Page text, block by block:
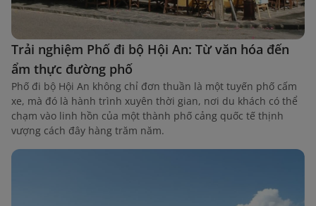
Trải nghiệm Phố đi bộ Hội An: Từ văn hóa đến
ẩm thực đường phố
Phố đi bộ Hội An không chỉ đơn thuần là một tuyến phố cấm
xe, mà đó là hành trình xuyên thời gian, nơi du khách có thể
chạm vào linh hồn của một thành phố cảng quốc tế thịnh
vượng cách đây hàng trăm năm.